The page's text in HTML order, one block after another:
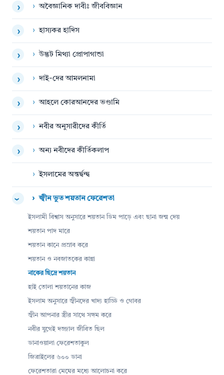
› › অবৈজ্ঞানিক দাবীঃ জীববিজ্ঞান
› › হাস্যকর হাদিস
› › উদ্ভট মিথ্যা প্রোপাগান্ডা
› › দাই-দের আমলনামা
› › আহলে কোরআনদের ভণ্ডামি
› › নবীর অনুসারীদের কীর্তি
› › অন্য নবীদের কীর্তিকলাপ
› ইসলামের অন্তর্দ্বন্দ্ব
› › জ্বীন ভুত শয়তান ফেরেশতা
ইসলামী বিশ্বাস অনুসারে শয়তান ডিম পাড়ে এবং ছানা জন্ম দেয়
শয়তান পাদ মারে
শয়তান কানে প্রস্রাব করে
শয়তান ও নবজাতকের কান্না
নাকের ছিদ্রে শয়তান
হাই তোলা শয়তানের কাজ
ইসলাম অনুসারে জ্বীনদের খাদ্য হাড্ডি ও গোবর
জ্বীন আপনার স্ত্রীর সাথে সঙ্গম করে
নবীর যুগেই দজ্জাল জীবিত ছিল
ডানাওয়ালা ফেরেশতাকুল
জিব্রাইলের ৬০০ ডানা
ফেরেশতারা মেঘের মধ্যে আলোচনা করে